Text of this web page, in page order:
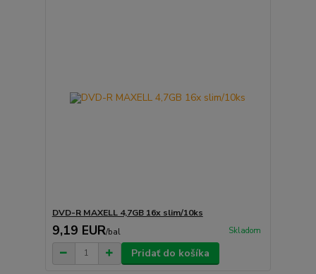
DVD-R MAXELL 4,7GB 16x slim/10ks
9,19 EUR/bal Skladom
Pridať do košíka